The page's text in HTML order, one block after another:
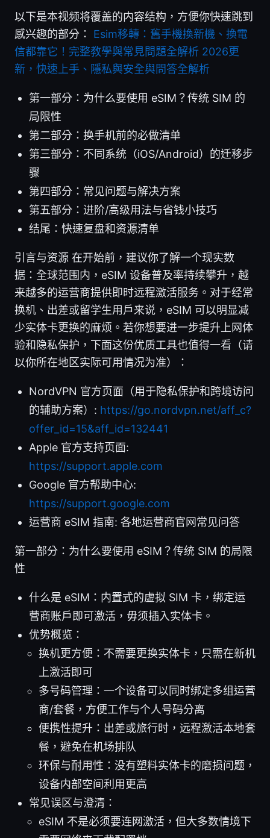
以下是本视频将覆盖的内容结构，方便你快速跳到
感兴趣的部分： Esim移轉：舊手機換新機、換電
信都靠它！完整教學與常見問題全解析 2026更
新，快速上手、隱私與安全與問答全解析
第一部分：为什么要使用 eSIM？传统 SIM 的
局限性
第二部分：换手机前的必做清单
第三部分：不同系统（iOS/Android）的迁移步
骤
第四部分：常见问题与解决方案
第五部分：进阶/高级用法与省钱小技巧
结尾：快速复盘和资源清单
引言与资源 在开始前，建议你了解一个现实数
据：全球范围内，eSIM 设备普及率持续攀升，越
来越多的运营商提供即时远程激活服务。对于经常
换机、出差或留学生用户来说，eSIM 可以明显减
少实体卡更换的麻烦。若你想要进一步提升上网体
验和隐私保护，下面这份优质工具也值得一看（请
以你所在地区实际可用情况为准）：
NordVPN 官方页面（用于隐私保护和跨境访问
的辅助方案）: https://go.nordvpn.net/aff_c?
offer_id=15&aff_id=132441
Apple 官方支持页面:
https://support.apple.com
Google 官方帮助中心:
https://support.google.com
运营商 eSIM 指南: 各地运营商官网常见问答
第一部分：为什么要使用 eSIM？传统 SIM 的局限
性
什么是 eSIM：内置式的虚拟 SIM 卡，绑定运
营商账户即可激活，毋须插入实体卡。
优势概览：
换机更方便：不需要更换实体卡，只需在新机
上激活即可
多号码管理：一个设备可以同时绑定多组运营
商/套餐，方便工作与个人号码分离
便携性提升：出差或旅行时，远程激活本地套
餐，避免在机场排队
环保与耐用性：没有塑料实体卡的磨损问题，
设备内部空间利用更高
常见误区与澄清：
eSIM 不是必须要连网激活，但大多数情境下